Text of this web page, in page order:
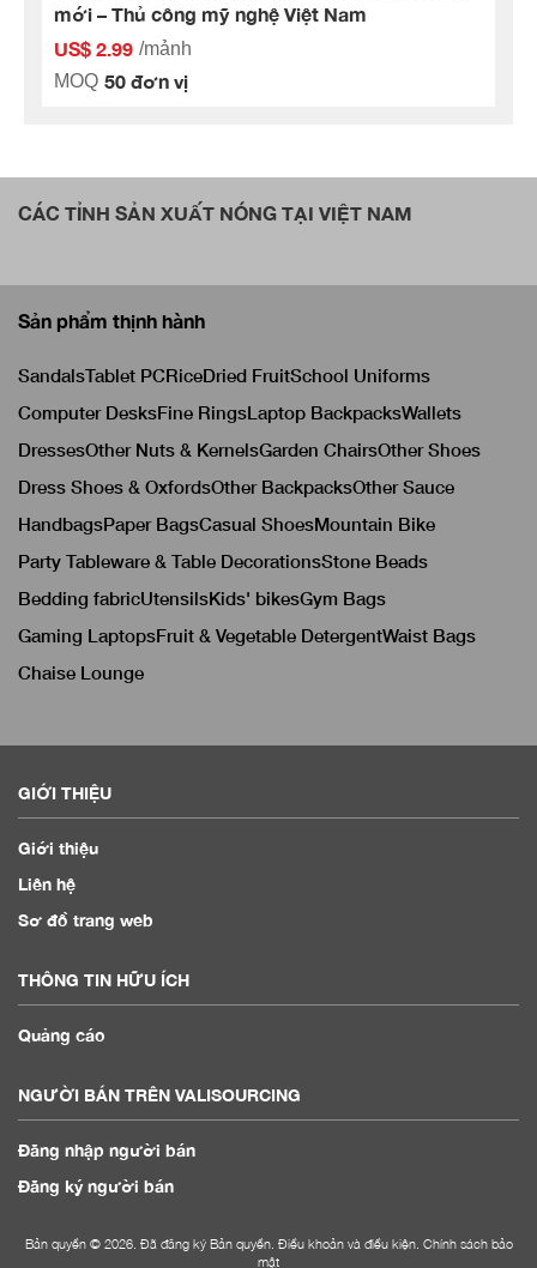
mới – Thủ công mỹ nghệ Việt Nam
US$ 2.99 /mảnh
MOQ 50 đơn vị
CÁC TỈNH SẢN XUẤT NÓNG TẠI VIỆT NAM
Sản phẩm thịnh hành
SandalsTablet PCRiceDried FruitSchool Uniforms
Computer DesksFine RingsLaptop BackpacksWallets
DressesOther Nuts & KernelsGarden ChairsOther Shoes
Dress Shoes & OxfordsOther BackpacksOther Sauce
HandbagsPaper BagsCasual ShoesMountain Bike
Party Tableware & Table DecorationsStone Beads
Bedding fabricUtensilsKids' bikesGym Bags
Gaming LaptopsFruit & Vegetable DetergentWaist Bags
Chaise Lounge
GIỚI THIỆU
Giới thiệu
Liên hệ
Sơ đồ trang web
THÔNG TIN HỮU ÍCH
Quảng cáo
NGƯỜI BÁN TRÊN VALISOURCING
Đăng nhập người bán
Đăng ký người bán
Bản quyền © 2026. Đã đăng ký Bản quyền. Điều khoản và điều kiện. Chính sách bảo
mật